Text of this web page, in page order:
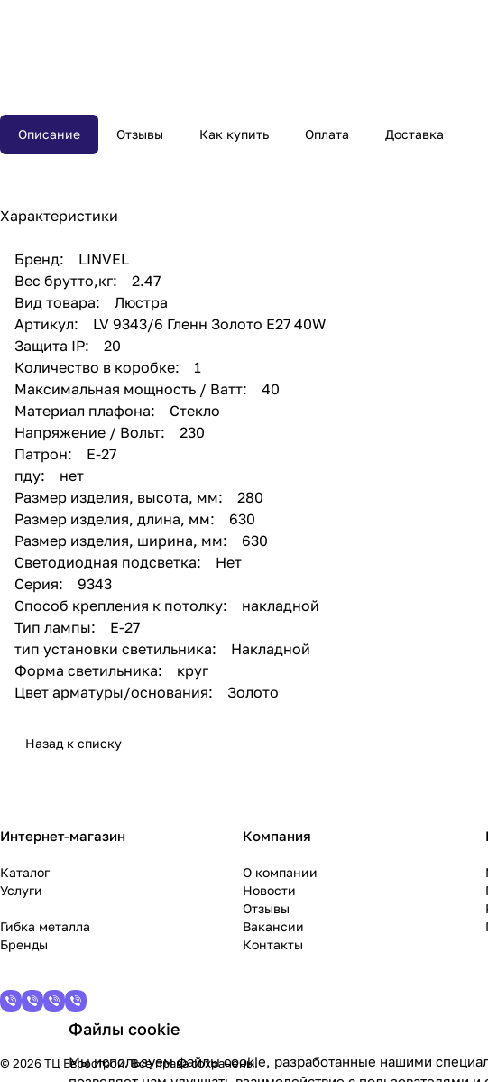
Описание Отзывы Как купить Оплата Доставка
Характеристики
Бренд: LINVEL
Вес брутто,кг: 2.47
Вид товара: Люстра
Артикул: LV 9343/6 Гленн Золото Е27 40W
Защита IP: 20
Количество в коробке: 1
Максимальная мощность / Ватт: 40
Материал плафона: Стекло
Напряжение / Вольт: 230
Патрон: Е-27
пду: нет
Размер изделия, высота, мм: 280
Размер изделия, длина, мм: 630
Размер изделия, ширина, мм: 630
Светодиодная подсветка: Нет
Серия: 9343
Способ крепления к потолку: накладной
Тип лампы: Е-27
тип установки светильника: Накладной
Форма светильника: круг
Цвет арматуры/основания: Золото
Назад к списку
Интернет-магазин
Каталог
Услуги
Гибка металла
Бренды
Компания
О компании
Новости
Отзывы
Вакансии
Контакты
© 2026 ТЦ Еврострой. Все права сохранены.
Файлы cookie
Мы используем файлы cookie, разработанные нашими